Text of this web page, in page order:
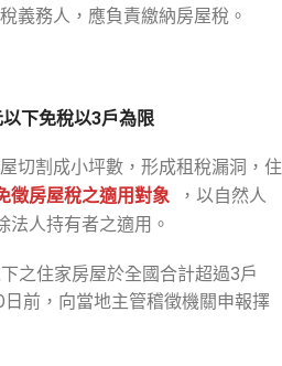
義務人，應負責繳納房屋稅。
下免稅以3戶為限
切割成小坪數，形成租稅漏洞，住
徵房屋稅之適用對象
，以自然人
法人持有者之適用。
之住家房屋於全國合計超過3戶
前，向當地主管稽徵機關申報擇